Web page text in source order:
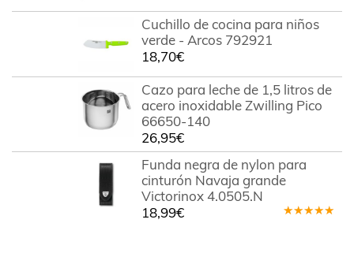
Cuchillo de cocina para niños
verde - Arcos 792921
18,70€
Cazo para leche de 1,5 litros de
acero inoxidable Zwilling Pico
66650-140
26,95€
Funda negra de nylon para
cinturón Navaja grande
Victorinox 4.0505.N
18,99€